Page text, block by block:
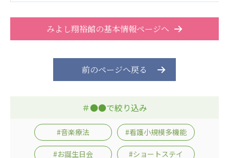
みよし翔裕館の基本情報ページへ
前のページへ戻る
＃●●で絞り込み
#音楽療法 #看護小規模多機能
#お誕生日会 #ショートステイ